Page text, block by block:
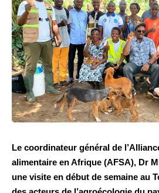
Le coordinateur général de
alimentaire en Afrique (AFSA), Dr
une visite en début de semaine au